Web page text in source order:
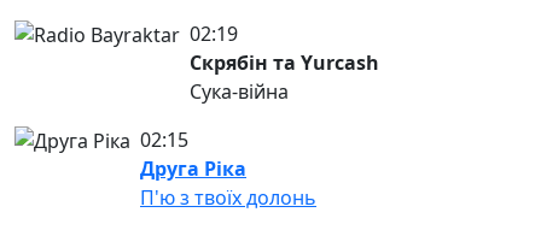
02:19
Скрябін та Yurcash
Сука-війна
02:15
Друга Ріка
П'ю з твоїх долонь